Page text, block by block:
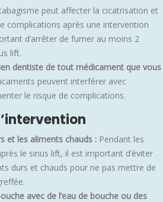
peut affecter la cicatrisation et
complications après une intervention
d’arrêter de fumer au moins 2
lift.
dentiste de tout médicament que vous
peuvent interférer avec
le risque de complications.
et les aliments chauds : Pendant les
le sinus lift, il est important d’éviter
durs et chauds pour ne pas mettre de
avec de l’eau de bouche ou des